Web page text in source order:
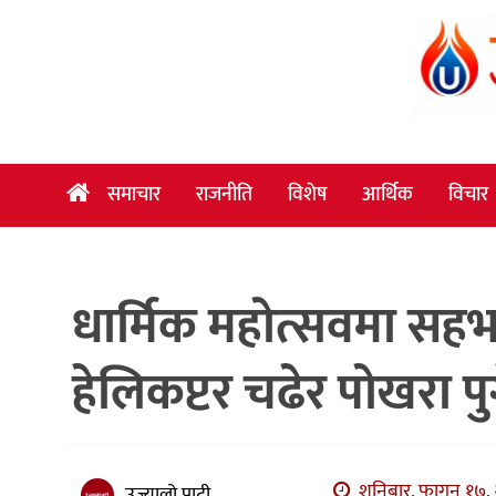
विशेष
अन्तर्वार्ता
मनोरञ्जन
विज्ञान
खेलकुद
समाचार राजनीति विशेष आर्थिक विचार
धार्मिक महोत्सवमा
हेलिकप्टर चढेर पोखरा